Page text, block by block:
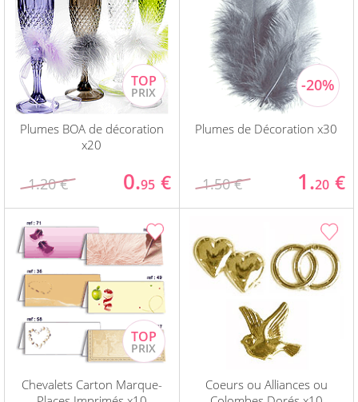
Plumes BOA de décoration
x20
1.20 € 0.95 €
Plumes de Décoration x30
1.50 € 1.20 €
Chevalets Carton Marque-
Coeurs ou Alliances ou